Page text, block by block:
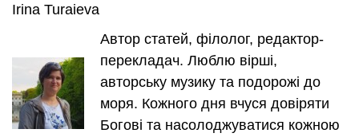
Irina Turaieva
Автор статей, філолог, редактор-
перекладач. Люблю вірші,
авторську музику та подорожі до
моря. Кожного дня вчуся довіряти
Богові та насолоджуватися кожною